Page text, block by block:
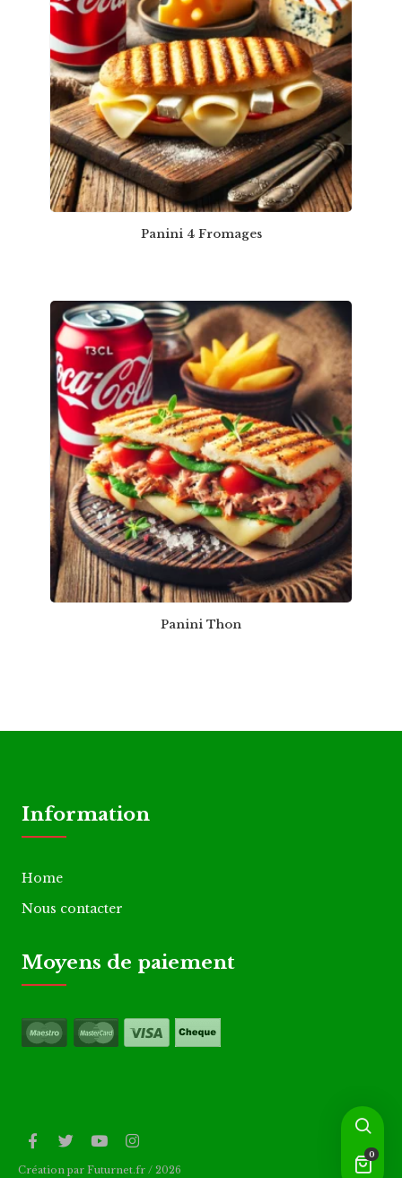
0
Panini 4 Fromages
Panini Thon
Information
Home
Nous contacter
Moyens de paiement
Création par Futurnet.fr / 2026